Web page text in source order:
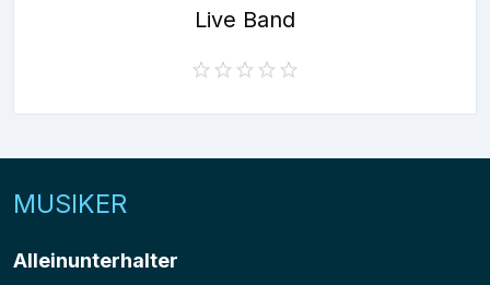
Live Band
MUSIKER
Alleinunterhalter